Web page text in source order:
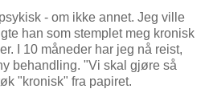
- om ikke annet. Jeg ville
han som stemplet meg kronisk
I 10 måneder har jeg nå reist,
behandling. "Vi skal gjøre så
"kronisk" fra papiret.